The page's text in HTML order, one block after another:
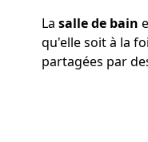
La salle de bain
qu'elle soit à la
partagées par